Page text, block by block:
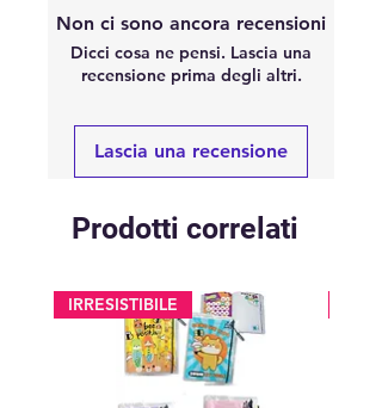
Non ci sono ancora recensioni
Dicci cosa ne pensi. Lascia una
recensione prima degli altri.
Lascia una recensione
Prodotti correlati
IRRESISTIBILE